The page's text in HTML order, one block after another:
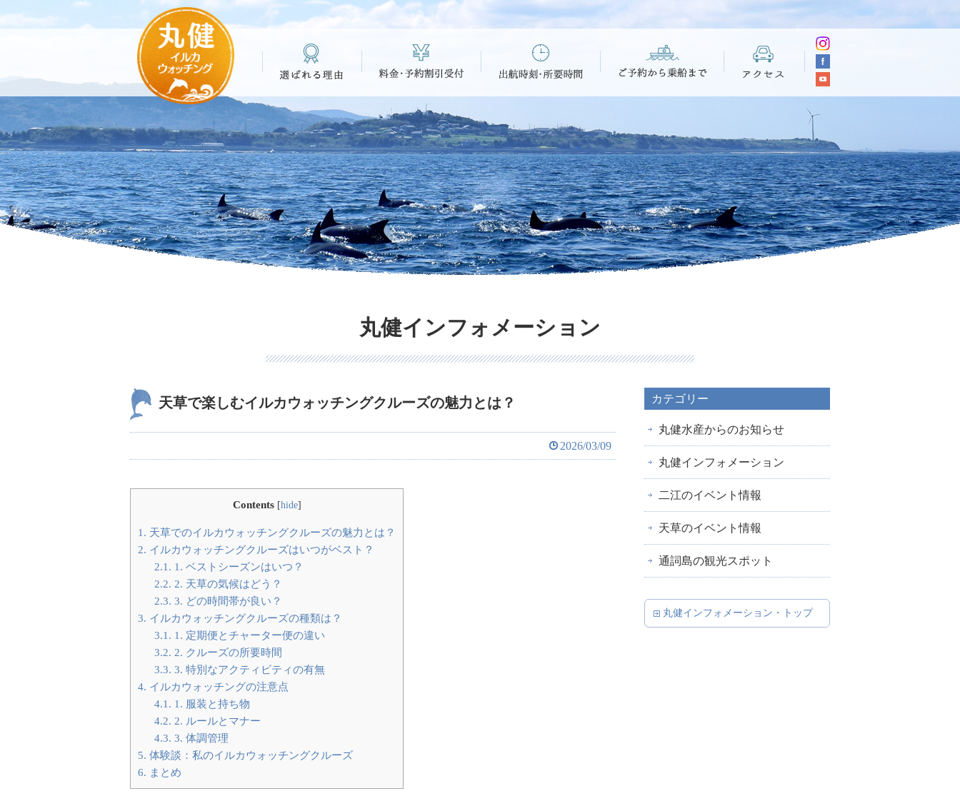
丸健インフォメーション
天草で楽しむイルカウォッチングクルーズの魅力とは？
2026/03/09
Contents [hide]
1. 天草でのイルカウォッチングクルーズの魅力とは？
2. イルカウォッチングクルーズはいつがベスト？
2.1. 1. ベストシーズンはいつ？
2.2. 2. 天草の気候はどう？
2.3. 3. どの時間帯が良い？
3. イルカウォッチングクルーズの種類は？
3.1. 1. 定期便とチャーター便の違い
3.2. 2. クルーズの所要時間
3.3. 3. 特別なアクティビティの有無
4. イルカウォッチングの注意点
4.1. 1. 服装と持ち物
4.2. 2. ルールとマナー
4.3. 3. 体調管理
5. 体験談：私のイルカウォッチングクルーズ
6. まとめ
カテゴリー
丸健水産からのお知らせ
丸健インフォメーション
二江のイベント情報
天草のイベント情報
通詞島の観光スポット
丸健インフォメーション・トップ